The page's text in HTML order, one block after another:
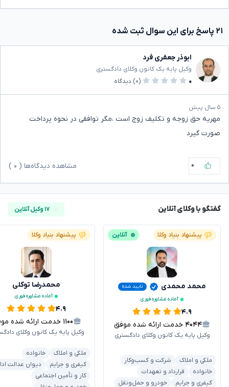
۲۱ پاسخ برای این سوال ثبت شده
ابوذر جعفری فرد
وکیل پایه یک کانون وکلای دادگستری
۰
(۰) دیدگاه
۵ سال پیش
مهریه حق زوجه و تکلیف زوج است ،مگر توافقی در نحوه پرداخت
صورت گیرد
۰ مشاهده دیدگاه‌ها ( ۰
گفتگو با وکلای آنلاین ۱۷ وکیل آنلاین
پیشنهاد بنیاد وکلا آنلاین
محمد محمدی
تایید شده
آماده مشاوره فوری
۴.۹
۴۰۴۴ خدمت ارائه شده موفق
وکیل پایه یک کانون وکلای دادگستری
ملکی و املاک
شرکت و کسب‌وکار
خانواده
قرارداد و تعهدات
کیفری و جرایم
خودرو و حمل‌ونقل
پیشنهاد بنیاد وکلا
محمدرضا توکلی
آماده مشاوره فوری
۴.۹
۱۱۰۰ خدمت ارائه شده موفق
وکیل پایه یک کانون وکلای
ملکی و املاک
خانواده
کیفری و جرایم
دیوان عدالت
کار و تأمین اجتماعی